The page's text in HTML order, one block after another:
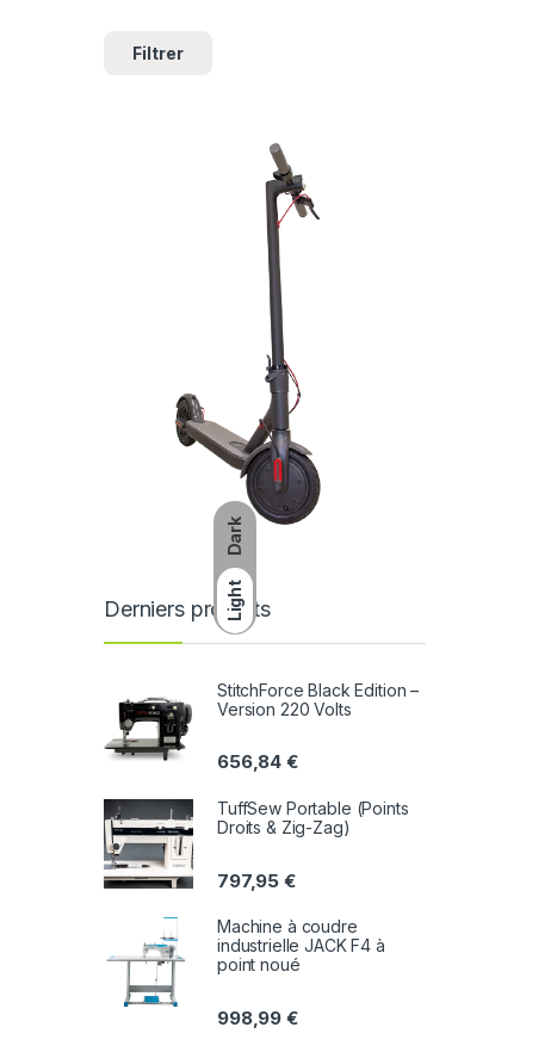
Dark
Light
Filtrer
Derniers produits
StitchForce Black Edition –
Version 220 Volts
656,84€
TuffSew Portable (Points
Droits & Zig-Zag)
797,95€
Machine à coudre
industrielle JACK F4 à
point noué
998,99€